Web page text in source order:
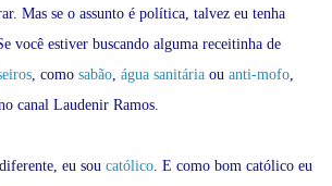
Mas se o assunto é política, talvez eu tenha
você estiver buscando alguma receitinha de
, como sabão água sanitária ou anti-mofo
canal Laudenir Ramos.
eu sou católico . E como bom católico eu